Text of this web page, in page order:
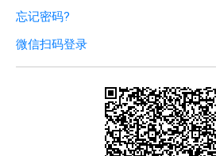
忘记密码?
微信扫码登录